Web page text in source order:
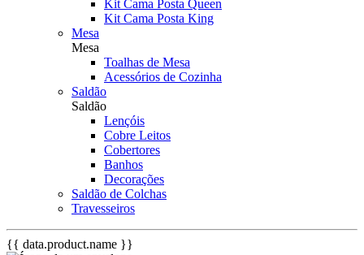
Kit Cama Posta Queen
Kit Cama Posta King
Mesa
Mesa
Toalhas de Mesa
Acessórios de Cozinha
Saldão
Saldão
Lençóis
Cobre Leitos
Cobertores
Banhos
Decorações
Saldão de Colchas
Travesseiros
{{ data.product.name }}